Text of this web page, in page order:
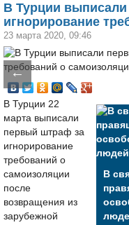
В Турции
игнорирование
23 марта 2020, 09:46
←
В
В Турции 22
марта выписали
первый штраф за
игнорирование
требований о
самоизоляции
после
возвращения из
зарубежной